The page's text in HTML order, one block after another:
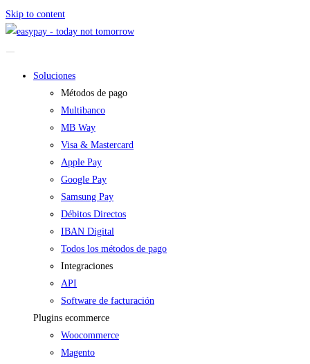
Skip to content
Soluciones
Métodos de pago
Multibanco
MB Way
Visa & Mastercard
Apple Pay
Google Pay
Samsung Pay
Débitos Directos
IBAN Digital
Todos los métodos de pago
Integraciones
API
Software de facturación
Plugins ecommerce
Woocommerce
Magento